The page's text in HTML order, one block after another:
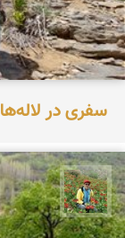
سفری در
اسفندیار